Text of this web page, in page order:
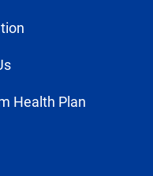
Health Plan